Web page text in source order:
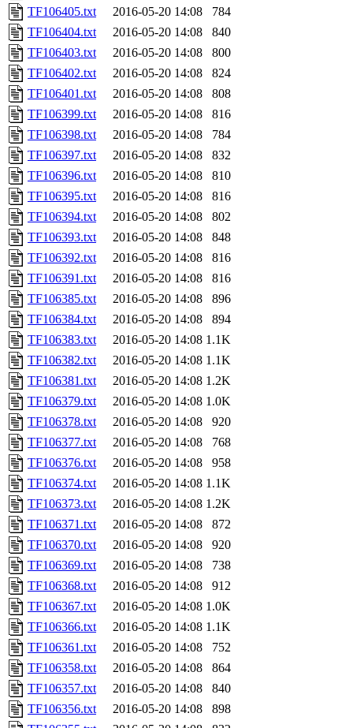
TF106405.txt
2016-05-20 14:08
784
TF106404.txt
2016-05-20 14:08
840
TF106403.txt
2016-05-20 14:08
800
TF106402.txt
2016-05-20 14:08
824
TF106401.txt
2016-05-20 14:08
808
TF106399.txt
2016-05-20 14:08
816
TF106398.txt
2016-05-20 14:08
784
TF106397.txt
2016-05-20 14:08
832
TF106396.txt
2016-05-20 14:08
810
TF106395.txt
2016-05-20 14:08
816
TF106394.txt
2016-05-20 14:08
802
TF106393.txt
2016-05-20 14:08
848
TF106392.txt
2016-05-20 14:08
816
TF106391.txt
2016-05-20 14:08
816
TF106385.txt
2016-05-20 14:08
896
TF106384.txt
2016-05-20 14:08
894
TF106383.txt
2016-05-20 14:08 1.1K
TF106382.txt
2016-05-20 14:08 1.1K
TF106381.txt
2016-05-20 14:08 1.2K
TF106379.txt
2016-05-20 14:08 1.0K
TF106378.txt
2016-05-20 14:08
920
TF106377.txt
2016-05-20 14:08
768
TF106376.txt
2016-05-20 14:08
958
TF106374.txt
2016-05-20 14:08 1.1K
TF106373.txt
2016-05-20 14:08 1.2K
TF106371.txt
2016-05-20 14:08
872
TF106370.txt
2016-05-20 14:08
920
TF106369.txt
2016-05-20 14:08
738
TF106368.txt
2016-05-20 14:08
912
TF106367.txt
2016-05-20 14:08 1.0K
TF106366.txt
2016-05-20 14:08 1.1K
TF106361.txt
2016-05-20 14:08
752
TF106358.txt
2016-05-20 14:08
864
TF106357.txt
2016-05-20 14:08
840
TF106356.txt
2016-05-20 14:08
898